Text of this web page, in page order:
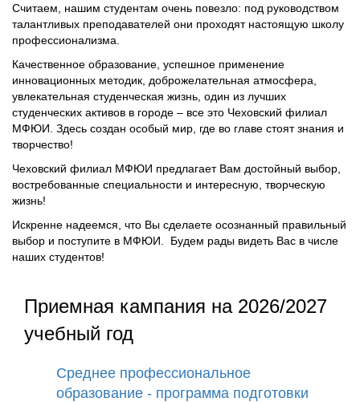
Считаем, нашим студентам очень повезло: под руководством
талантливых преподавателей они проходят настоящую школу
профессионализма.
Качественное образование, успешное применение
инновационных методик, доброжелательная атмосфера,
увлекательная студенческая жизнь, один из лучших
студенческих активов в городе – все это Чеховский филиал
МФЮИ. Здесь создан особый мир, где во главе стоят знания и
творчество!
Чеховский филиал МФЮИ предлагает Вам достойный выбор,
востребованные специальности и интересную, творческую
жизнь!
Искренне надеемся, что Вы сделаете осознанный правильный
выбор и поступите в МФЮИ. Будем рады видеть Вас в числе
наших студентов!
Приемная кампания на 2026/2027
учебный год
Среднее профессиональное
образование - программа подготовки